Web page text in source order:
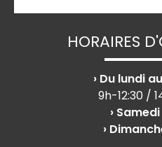
HORAIRES
› Du lundi
9h-12:30 /
› Samedi
›